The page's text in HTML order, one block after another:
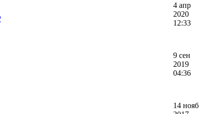
4 апр
2020
12:33
9 сен
2019
04:36
14 нояб